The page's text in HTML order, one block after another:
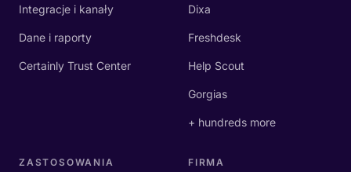
Integracje i kanały
Dane i raporty
Certainly Trust Center
Dixa
Freshdesk
Help Scout
Gorgias
+ hundreds more
ZASTOSOWANIA FIRMA